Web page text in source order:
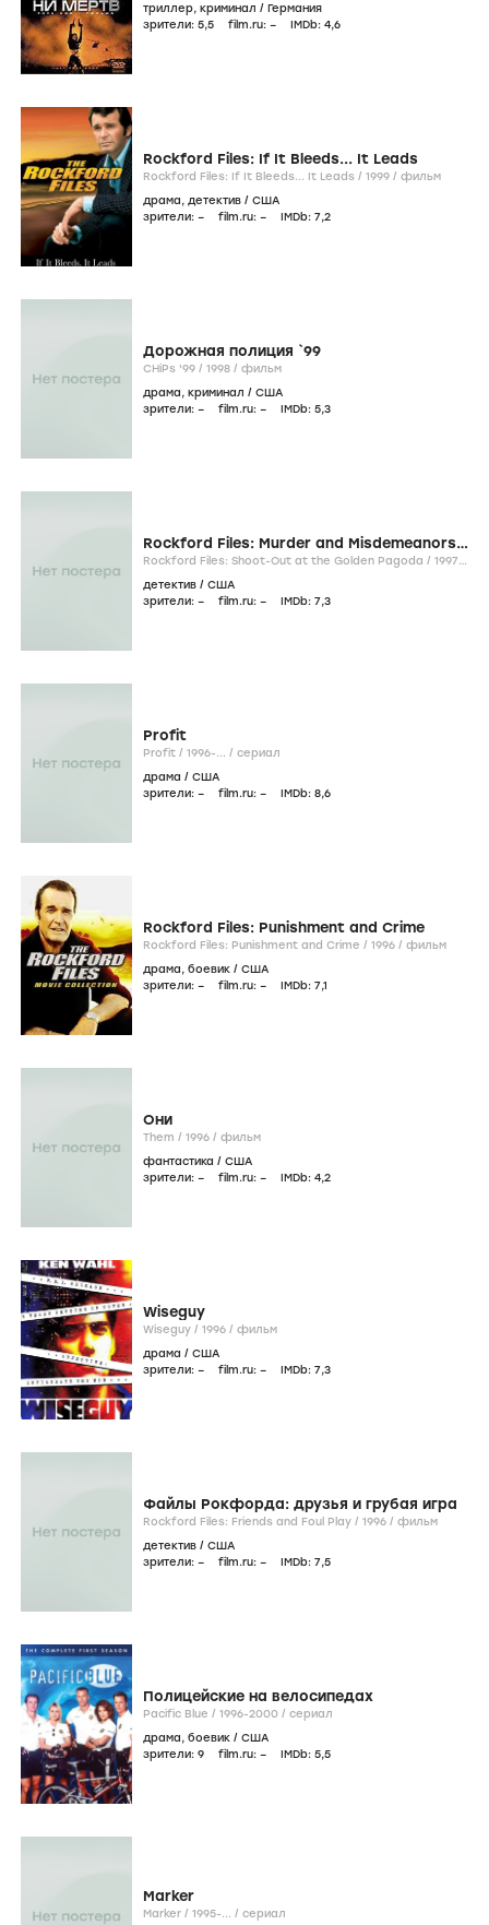
триллер, криминал / Германия
зрители: 5,5 film.ru: – IMDb: 4,6
Rockford Files: If It Bleeds... It Leads
Rockford Files: If It Bleeds... It Leads / 1999 / фильм
драма, детектив / США
зрители: – film.ru: – IMDb: 7,2
Дорожная полиция `99
CHiPs '99 / 1998 / фильм
драма, криминал / США
зрители: – film.ru: – IMDb: 5,3
Rockford Files: Murder and Misdemeanors,
The
Rockford Files: Shoot-Out at the Golden Pagoda / 1997/
детектив / США
зрители: – film.ru: – IMDb: 7,3
Profit
Profit / 1996-... / сериал
драма / США
зрители: – film.ru: – IMDb: 8,6
Rockford Files: Punishment and Crime
Rockford Files: Punishment and Crime / 1996 / фильм
драма, боевик / США
зрители: – film.ru: – IMDb: 7,1
Они
Them / 1996 / фильм
фантастика / США
зрители: – film.ru: – IMDb: 4,2
Wiseguy
Wiseguy / 1996 / фильм
драма / США
зрители: – film.ru: – IMDb: 7,3
Файлы Рокфорда: друзья и грубая игра
Rockford Files: Friends and Foul Play / 1996 / фильм
детектив / США
зрители: – film.ru: – IMDb: 7,5
Полицейские на велосипедах
Pacific Blue / 1996-2000 / сериал
драма, боевик / США
зрители: 9 film.ru: – IMDb: 5,5
Marker
Marker / 1995-... / сериал